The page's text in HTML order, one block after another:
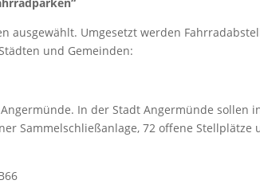
ausgewählt. Umgesetzt werden
und Gemeinden:
In der Stadt Angermünde sollen
Sammelschließanlage, 72 offene Stellplätze